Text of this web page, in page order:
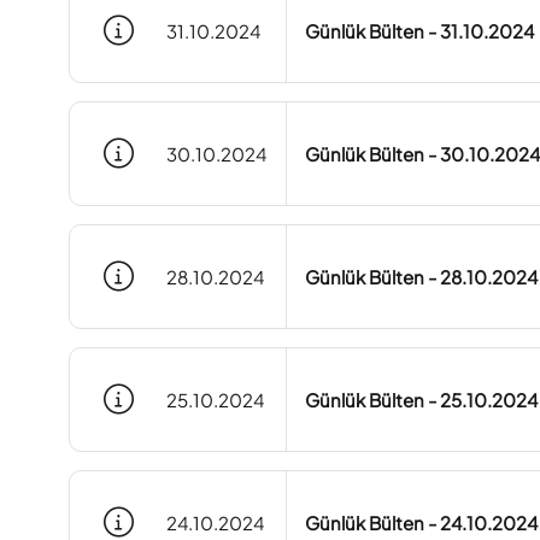
31.10.2024 Günlük Bülten - 31.10.2024
30.10.2024 Günlük Bülten - 30.10.2024
28.10.2024 Günlük Bülten - 28.10.2024
25.10.2024 Günlük Bülten - 25.10.2024
24.10.2024 Günlük Bülten - 24.10.2024